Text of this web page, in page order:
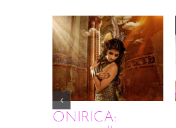
ONIRICA: